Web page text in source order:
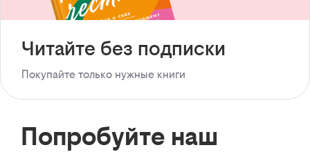
Читайте без подписки
Покупайте только нужные книги
Попробуйте наш